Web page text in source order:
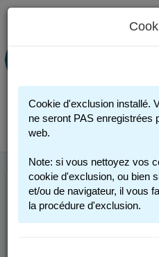
PORTAIL
ANNÉE
Cookie d'exclusion installé.
ne seront PAS enregistrées
web.
Note: si vous nettoyez vos
cookie d'exclusion, ou bien
et/ou de navigateur, il vous
la procédure d'exclusion.